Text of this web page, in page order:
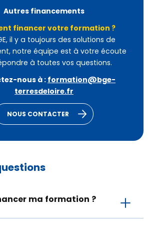
Autres financements
financer votre formation ?
il y a toujours des solutions de
notre équipe est à votre écoute
à toutes vos questions.
nous à : formation@bge-
terresdeloire.fr
NOUS CONTACTER
ma formation ?